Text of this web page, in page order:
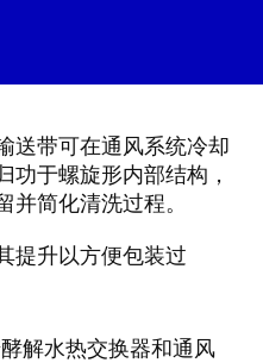
送带可在通风系统冷却
功于螺旋形内部结构，
并简化清洗过程。
提升以方便包装过
解水热交换器和通风